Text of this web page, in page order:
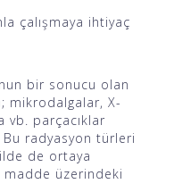
çalışmaya ihtiyaç
bir sonucu olan
mikrodalgalar, X-
vb. parçacıklar
radyasyon türleri
de ortaya
madde üzerindeki